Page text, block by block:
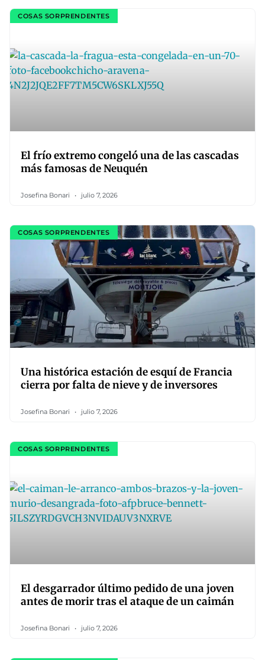
COSAS SORPRENDENTES
El frío extremo congeló una de las cascadas
más famosas de Neuquén
Josefina Bonari julio 7, 2026
COSAS SORPRENDENTES
Una histórica estación de esquí de Francia
cierra por falta de nieve y de inversores
Josefina Bonari julio 7, 2026
COSAS SORPRENDENTES
El desgarrador último pedido de una joven
antes de morir tras el ataque de un caimán
Josefina Bonari julio 7, 2026